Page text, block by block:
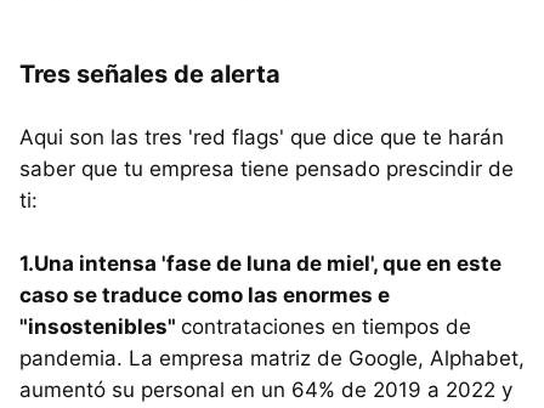
Tres señales de alerta
Aqui son las tres 'red flags' que dice que te harán
saber que tu empresa tiene pensado prescindir de
ti:
1.Una intensa 'fase de luna de miel', que en este
caso se traduce como las enormes e
"insostenibles" contrataciones en tiempos de
pandemia. La empresa matriz de Google, Alphabet,
aumentó su personal en un 64% de 2019 a 2022 y